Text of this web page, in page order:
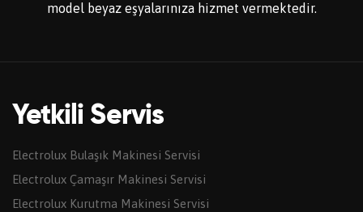
model beyaz eşyalarınıza hizmet vermektedir.
Yetkili Servis
Electrolux Bulaşık Makinesi Servisi
Electrolux Çamaşır Makinesi Servisi
Electrolux Kurutma Makinesi Servisi